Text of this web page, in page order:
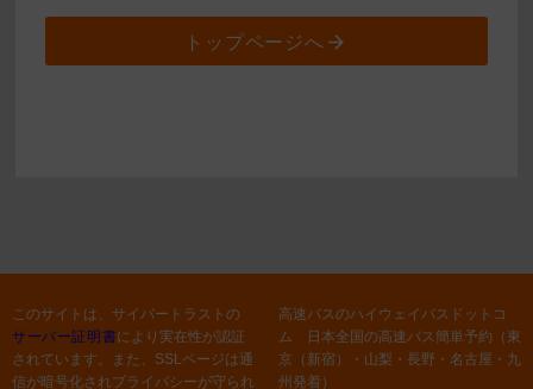
トップページへ
このサイトは、サイバートラストの
サーバー証明書により実在性が認証
されています。また、SSLページは通
信が暗号化されプライバシーが守られ
高速バスのハイウェイバスドットコ
ム 日本全国の高速バス簡単予約（東
京（新宿）・山梨・長野・名古屋・九
州発着）